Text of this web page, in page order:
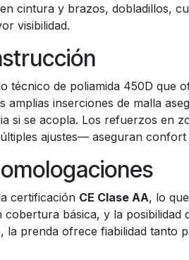
cintura y brazos, dobladillos,
visibilidad.
técnico de poliamida 450D que
amplias inserciones de malla
si se acopla. Los refuerzos en
ajustes— aseguran
certificación CE Clase AA, lo
básica, y la
la prenda ofrece fiabilidad tanto